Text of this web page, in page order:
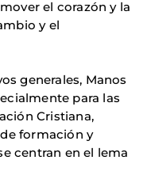
el corazón y la
y el
generales, Manos
para las
Cristiana,
formación y
centran en el lema